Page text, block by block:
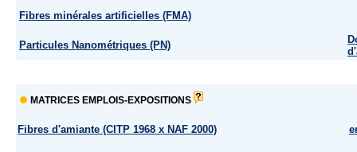
Fibres minérales artificielles (FMA)
Particules Nanométriques (PN)
MATRICES EMPLOIS-EXPOSITIONS
Fibres d'amiante (CITP 1968 x NAF 2000)